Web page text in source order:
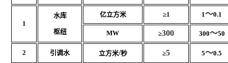
1
水库
枢纽
亿立方米 ≥1 1～0.1
MW ≥300 300～50
2 引调水 立方米/秒 ≥5 5～0.5